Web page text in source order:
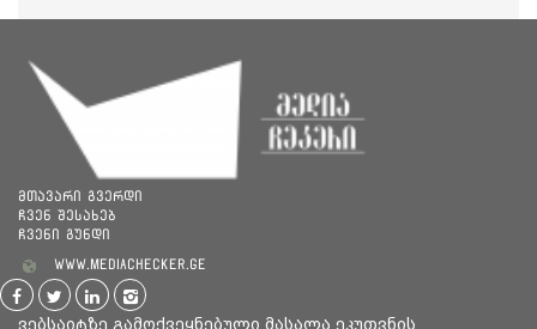
მთავარი გვერდი
ჩვენ შესახებ
ჩვენი გუნდი
www.mediachecker.ge
ვებსაიტზე გამოქვეყნებული მასალა ეკუთვნის